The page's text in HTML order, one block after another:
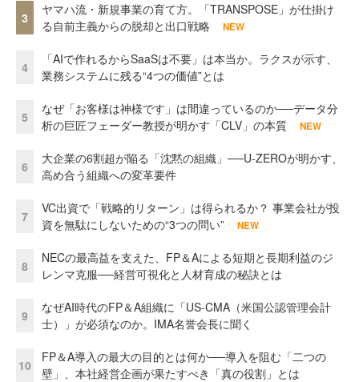
3
ヤマハ流・新規事業の育て方。「TRANSPOSE」が仕掛け
る自前主義からの脱却と出口戦略
NEW
4
「AIで作れるからSaaSは不要」は本当か。ラクスが示す、
業務システムに残る“4つの価値”とは
5
なぜ「お客様は神様です」は間違っているのか──データ分
析の巨匠フェーダー教授が明かす「CLV」の本質
NEW
6
大企業の6割超が陥る「沈黙の組織」──U-ZEROが明かす、
高め合う組織への変革要件
7
VC出資で「戦略的リターン」は得られるか？ 事業会社が投
資を無駄にしないための“3つの問い”
NEW
8
NECの最高益を支えた、FP＆Aによる短期と長期利益のジ
レンマ克服──経営可視化と人材育成の秘訣とは
9
なぜAI時代のFP＆A組織に「US-CMA（米国公認管理会計
士）」が必須なのか。IMA名誉会長に聞く
10
FP＆A導入の最大の目的とは何か──導入を阻む「二つの
壁」、本社経営企画が果たすべき「真の役割」とは